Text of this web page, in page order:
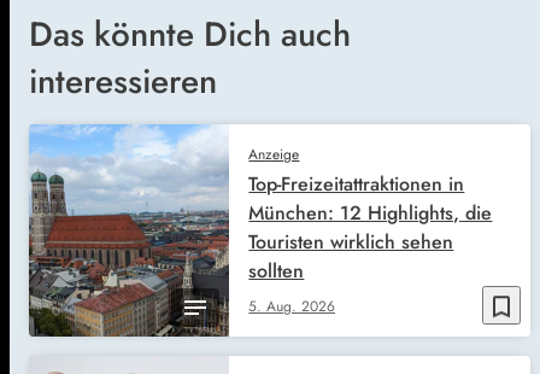
Das könnte Dich auch
interessieren
bookmark_border
Anzeige
5. Aug. 2026
Top-Freizeitattraktionen in
München: 12 Highlights, die
Touristen wirklich sehen
sollten